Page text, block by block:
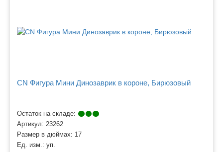
CN Фигура Мини Динозаврик в короне, Бирюзовый
Остаток на складе:
Артикул: 23262
Размер в дюймах: 17
Ед. изм.: уп.